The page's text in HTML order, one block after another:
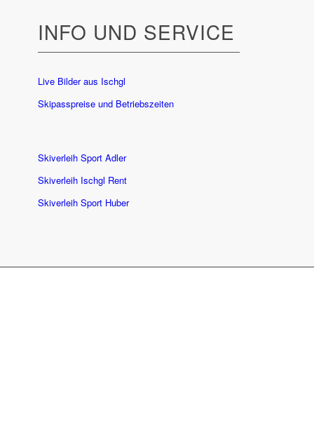
INFO UND SERVICE
Live Bilder aus Ischgl
Skipasspreise und Betriebszeiten
Skiverleih Sport Adler
Skiverleih Ischgl Rent
Skiverleih Sport Huber